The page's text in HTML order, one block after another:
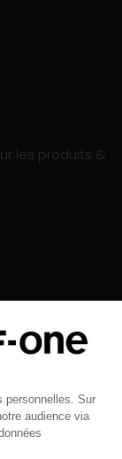
les produits &